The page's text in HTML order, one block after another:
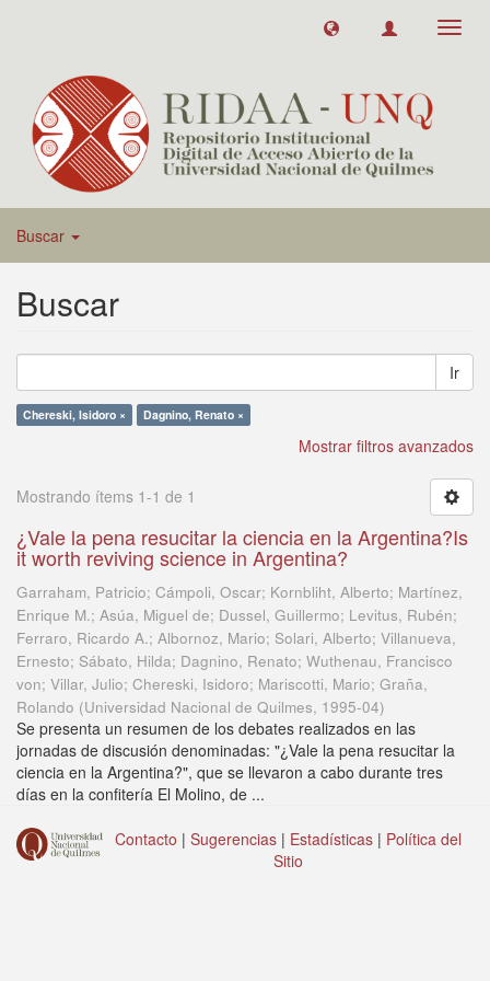
Buscar
Buscar
Ir
Chereski, Isidoro × Dagnino, Renato ×
Mostrar filtros avanzados
Mostrando ítems 1-1 de 1
¿Vale la pena resucitar la ciencia en la Argentina?Is
it worth reviving science in Argentina?
Garraham, Patricio; Cámpoli, Oscar; Kornbliht, Alberto; Martínez,
Enrique M.; Asúa, Miguel de; Dussel, Guillermo; Levitus, Rubén;
Ferraro, Ricardo A.; Albornoz, Mario; Solari, Alberto; Villanueva,
Ernesto; Sábato, Hilda; Dagnino, Renato; Wuthenau, Francisco
von; Villar, Julio; Chereski, Isidoro; Mariscotti, Mario; Graña,
Rolando (Universidad Nacional de Quilmes, 1995-04)
Se presenta un resumen de los debates realizados en las
jornadas de discusión denominadas: "¿Vale la pena resucitar la
ciencia en la Argentina?", que se llevaron a cabo durante tres
días en la confitería El Molino, de ...
Contacto | Sugerencias | Estadísticas | Política del
Sitio